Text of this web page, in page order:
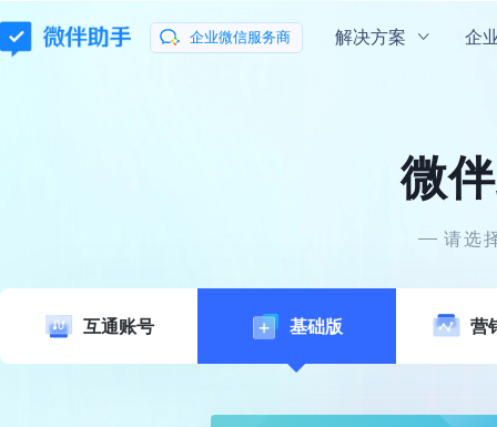
企业微信服务商 解决方案
混合云部署
会话数据私有
让咨询更简单 打通数据分析
企
微伴私域 流量
微
请选
互通账号 基础版 营